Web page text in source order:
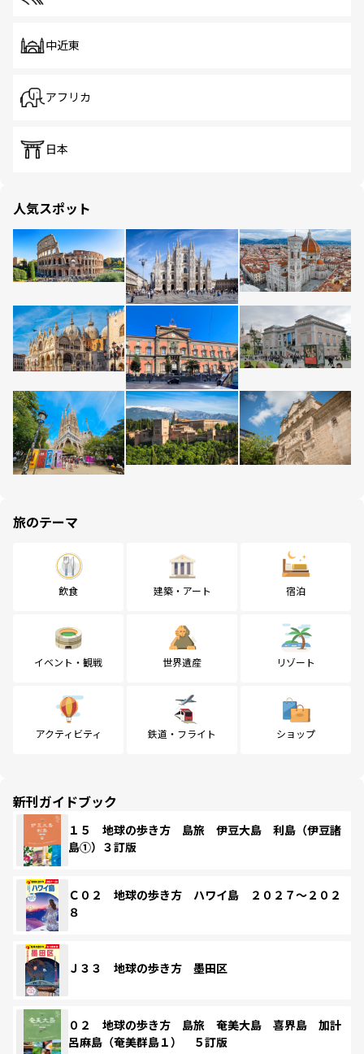
中近東
アフリカ
日本
人気スポット
旅のテーマ
飲食 建築・アート 宿泊
イベント・観戦 世界遺産 リゾート
アクティビティ 鉄道・フライト ショップ
新刊ガイドブック
１５ 地球の歩き方 島旅 伊豆大島 利島（伊豆諸
島①）３訂版
Ｃ０２ 地球の歩き方 ハワイ島 ２０２７～２０２
８
Ｊ３３ 地球の歩き方 墨田区
０２ 地球の歩き方 島旅 奄美大島 喜界島 加計
呂麻島（奄美群島１） ５訂版